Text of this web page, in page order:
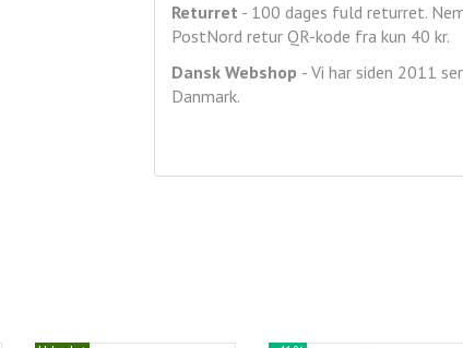
Returret - 100 dages fuld returret.
PostNord retur QR-kode fra kun 40 kr.
Dansk Webshop - Vi har siden 2011
Danmark.